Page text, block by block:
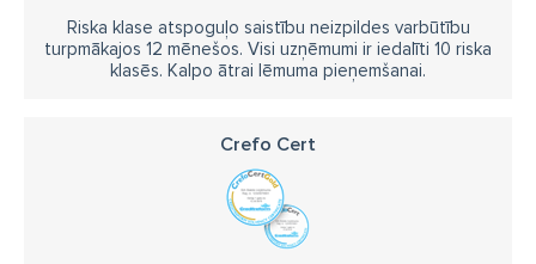
Riska klase atspoguļo saistību neizpildes varbūtību
turpmākajos 12 mēnešos. Visi uzņēmumi ir iedalīti 10 riska
klasēs. Kalpo ātrai lēmuma pieņemšanai.
Crefo Cert